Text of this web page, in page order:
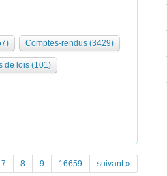
Comptes-rendus (3429)
de lois (101)
7 8 9 16659 suivant »